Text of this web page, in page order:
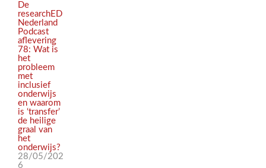
De
researchED
Nederland
Podcast
aflevering
78: Wat is
het
probleem
met
inclusief
onderwijs
en waarom
is ‘transfer’
de heilige
graal van
het
onderwijs?
28/05/202
6